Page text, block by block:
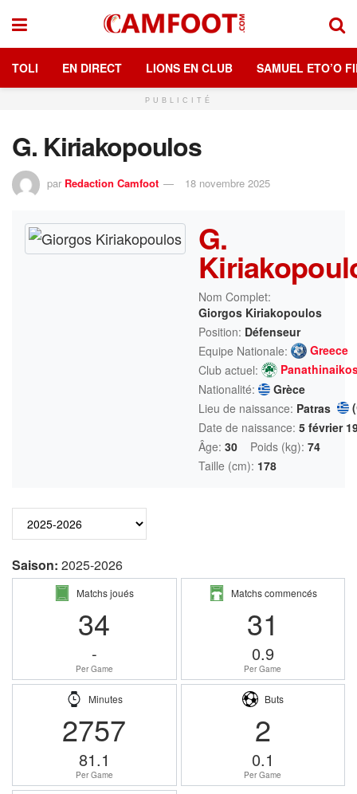
TOLI EN DIRECT LIONS EN CLUB SAMUEL ETO’O
PUBLICITÉ
G. Kiriakopoulos
par Redaction Camfoot 18 novembre 2025
G.
Nom Complet:
Giorgos Kiriakopoulos
Position: Défenseur
Equipe Nationale:
Greece
Club actuel:
Nationalité:
Grèce
Lieu de naissance: Patras
Date de naissance: 5 février
Âge: 30 Poids (kg): 74
Taille (cm): 178
Saison: 2025-2026
Matchs joués
34
-
Per Game
Matchs commencés
31
0.9
Per Game
Minutes
2757
81.1
Per Game
Buts
2
0.1
Per Game